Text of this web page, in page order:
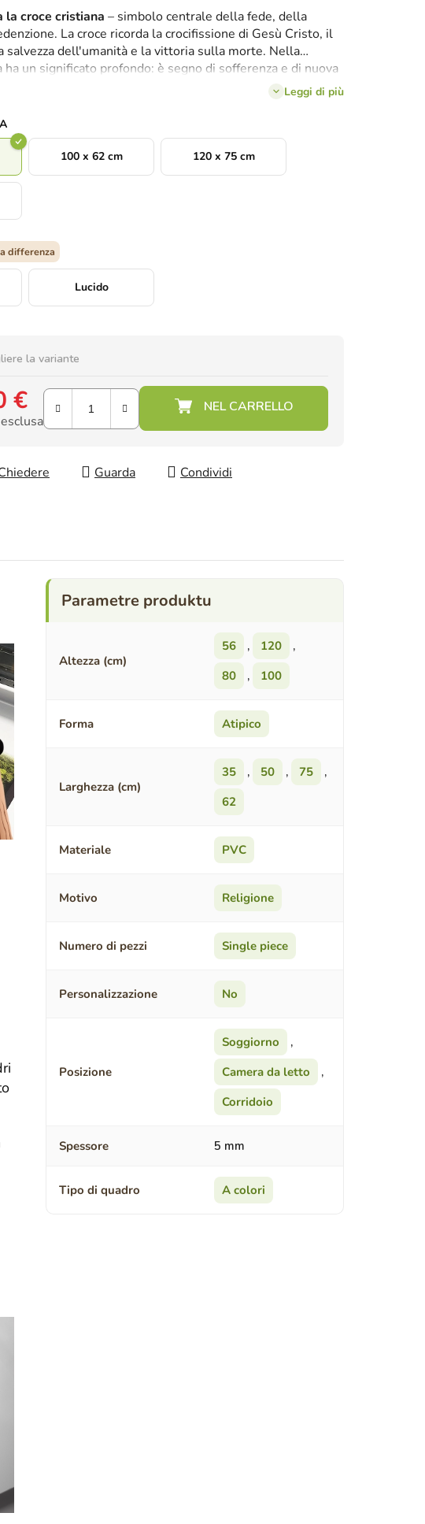
croce cristiana – simbolo centrale della fede, della
La croce ricorda la crocifissione di Gesù Cristo, il
salvezza dell'umanità e la vittoria sulla morte. Nella
un significato profondo: è segno di sofferenza e di nuova
speranza. Questo simbolo è ancora oggi presente nelle
di preghiera e nella vita quotidiana dei credenti come
e della grazia di Dio
Leggi di più
100 x 62 cm 120 x 75 cm
differenza
Lucido
la variante
€
Guarda Condividi
Altezza (cm)
56 , 120
,
80
, 100
Forma Atipico
Larghezza (cm)
35 , 50 , 75
,
62
Materiale PVC
Motivo Religione
Numero di pezzi Single piece
Personalizzazione No
Posizione
Soggiorno
,
Camera da letto
,
Corridoio
Spessore 5 mm
Tipo di quadro A colori